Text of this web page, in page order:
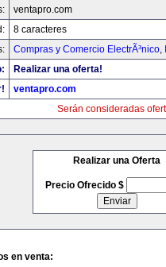
ventapro.com
8 caracteres
Compras y Comercio ElectrÃ³nico,
Realizar una oferta!
ventapro.com
Serán consideradas
Realizar una Oferta
Precio Ofrecido $
en venta: